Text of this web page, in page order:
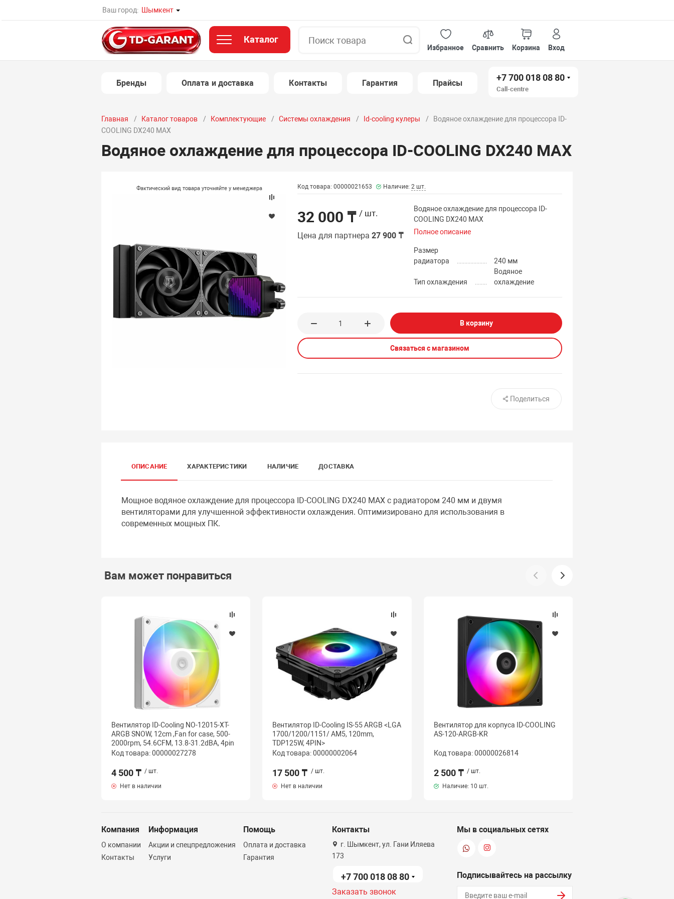
Ваш город: Шымкент
Каталог
Избранное
Сравнить Корзина Вход
Бренды Оплата и доставка Контакты Гарантия Прайсы
+7 700 018 08 80
Call-centre
Главная Каталог товаров Комплектующие Системы охлаждения Id-cooling кулеры
Водяное охлаждение для процессора ID-
COOLING DX240 MAX
Водяное охлаждение для процессора ID-COOLING DX240 MAX
Фактический вид товара уточняйте у менеджера Код товара: 00000021653 Наличие: 2 шт.
32 000 ₸ / шт.
Цена для партнера27 900 ₸
Водяное охлаждение для процессора ID-
COOLING DX240 MAX
Полное описание
Размер
радиатора
240 мм
Тип охлаждения
Водяное
охлаждение
В корзину
Связаться с магазином
Поделиться
ОПИСАНИЕ ХАРАКТЕРИСТИКИ НАЛИЧИЕ ДОСТАВКА
Мощное водяное охлаждение для процессора ID-COOLING DX240 MAX с радиатором 240 мм и двумя
вентиляторами для улучшенной эффективности охлаждения. Оптимизировано для использования в
современных мощных ПК.
Вам может понравиться
Вентилятор ID-Cooling NO-12015-XT-
ARGB SNOW, 12cm ,Fan for case, 500-
2000rpm, 54.6CFM, 13.8-31.2dBA, 4pin
Код товара: 00000027278
4 500 ₸ / шт.
Нет в наличии
Вентилятор ID-Cooling IS-55 ARGB <LGA
1700/1200/1151/ AM5, 120mm,
TDP125W, 4PIN>
Код товара: 00000002064
17 500 ₸ / шт.
Нет в наличии
Вентилятор для корпуса ID-COOLING
AS-120-ARGB-KR
Код товара: 00000026814
2 500 ₸ / шт.
Наличие: 10 шт.
Компания
О компании
Контакты
Информация
Акции и спецпредложения
Услуги
Помощь
Оплата и доставка
Гарантия
Контакты
г. Шымкент, ул. Гани Иляева
173
+7 700 018 08 80
Заказать звонок
Мы в социальных сетях
Подписывайтесь на рассылку